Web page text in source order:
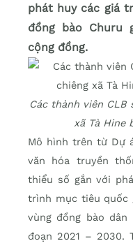
phát huy các giá
đồng bào
cộng đồng.
Các thành viên CLB
xã Tà Hine
Mô hình trên từ Dự
văn hóa truyền
thiểu số gắn với
trình mục tiêu quốc
vùng đồng bào
đoạn 2021 – 2030.